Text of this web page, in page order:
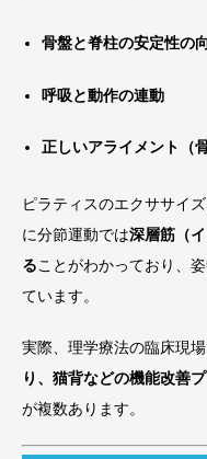
骨盤と脊柱の安定性の
呼吸と動作の連動
正しいアライメント（
ピラティスのエクササイ
に分節運動では深層筋（
ることがわかっており、
ています。
実際、理学療法の臨床現
り、猫背などの機能改善
が複数あります。